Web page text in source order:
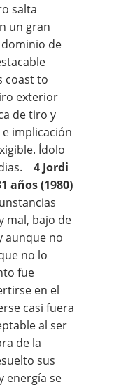
salta
un gran
de
coast to
exterior
de tiro y
implicación
Ídolo
4 Jordi
(1980)
mal, bajo de
aunque no
no lo
fue
en el
casi fuera
al ser
de la
sus
energía se